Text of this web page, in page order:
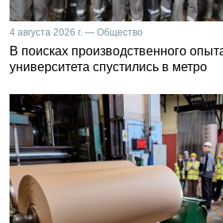
4 августа 2026 г. — Общество
В поисках производственного
университета спустились в метро